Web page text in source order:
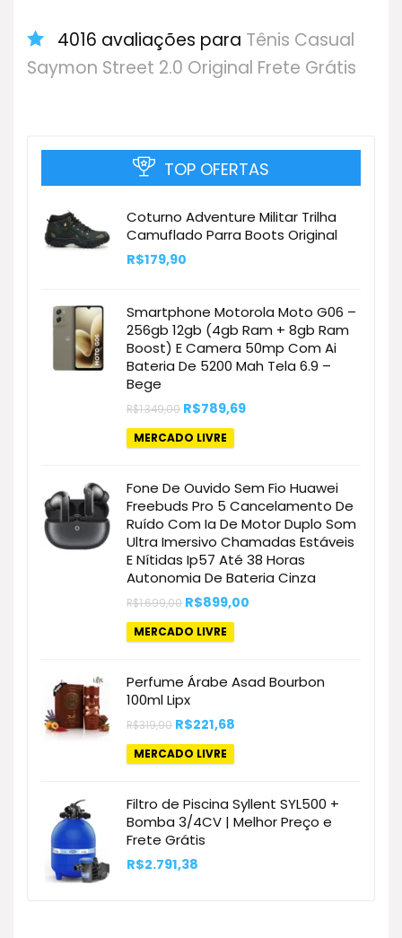
4016 avaliações para Tênis Casual
Saymon Street 2.0 Original Frete Grátis
TOP OFERTAS
Coturno Adventure Militar Trilha
Camuflado Parra Boots Original
R$179,90
Smartphone Motorola Moto G06 –
256gb 12gb (4gb Ram + 8gb Ram
Boost) E Camera 50mp Com Ai
Bateria De 5200 Mah Tela 6.9 –
Bege
R$1.349,00 O
original
era:
R$789,69O
MERCADO LIVRE
Fone De Ouvido Sem Fio Huawei
Freebuds Pro 5 Cancelamento De
Ruído Com Ia De Motor Duplo Som
Ultra Imersivo Chamadas Estáveis
E Nítidas Ip57 Até 38 Horas
Autonomia De Bateria Cinza
R$1.699,00 O
original
era:
R$899,00
MERCADO LIVRE
Perfume Árabe Asad Bourbon
100ml Lipx
R$319,90 O
original
era:
R$221,68
MERCADO LIVRE
Filtro de Piscina Syllent SYL500 +
Bomba 3/4CV | Melhor Preço e
Frete Grátis
R$2.791,38